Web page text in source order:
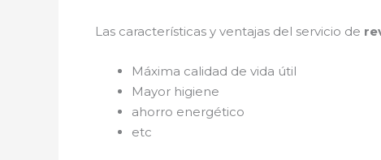
Las características y ventajas del servicio de
Máxima calidad de vida útil
Mayor higiene
ahorro energético
etc